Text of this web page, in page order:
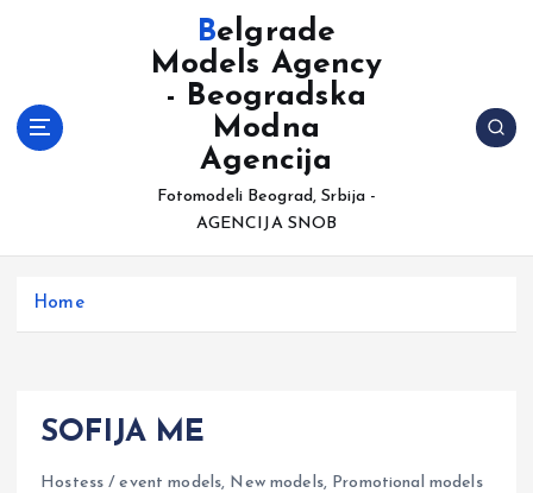
t
Belgrade
Models Agency
- Beogradska
Modna
Agencija
Fotomodeli Beograd, Srbija -
AGENCIJA SNOB
Home
SOFIJA ME
Hostess / event models, New models, Promotional models